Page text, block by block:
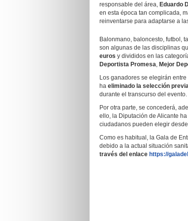
responsable del área, Eduardo
en esta época tan complicada,
reinventarse para adaptarse a
Balonmano, baloncesto, futbol,
son algunas de las disciplinas
euros y divididos en las
Deportista Promesa, Mejor
Los ganadores se elegirán
ha eliminado la selección
durante el transcurso del evento.
Por otra parte, se concederá,
ello, la Diputación de Alicante
ciudadanos pueden elegir
Como es habitual, la Gala de
debido a la actual situación
través del enlace https://